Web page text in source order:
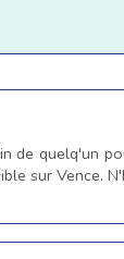
de quelq'un
sur Vence.